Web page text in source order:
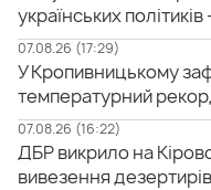
українських
07.08.26 (17:29)
У Кропивницькому
температурний
07.08.26 (16:22)
ДБР викрило на
вивезення